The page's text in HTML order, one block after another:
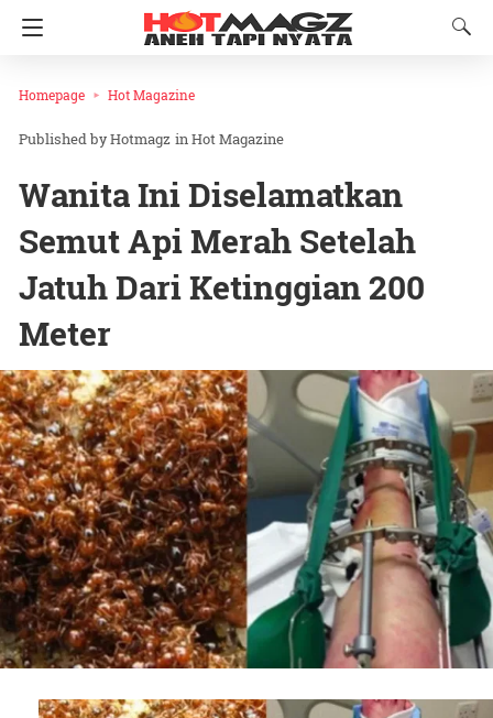
Homepage Hot Magazine
Hotmagz inHot Magazine
Wanita Ini Diselamatkan
Semut Api Merah Setelah
Jatuh Dari Ketinggian 200
Meter